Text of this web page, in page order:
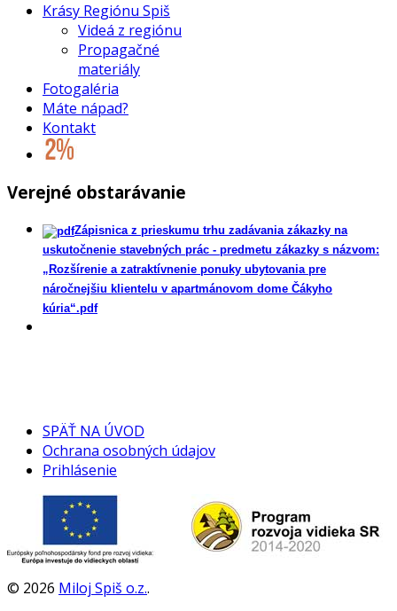
Krásy Regiónu Spiš
Videá z regiónu
Propagačné
materiály
Fotogaléria
Máte nápad?
Kontakt
Verejné obstarávanie
Zápisnica z prieskumu trhu zadávania zákazky na
uskutočnenie stavebných prác - predmetu zákazky s názvom:
„Rozšírenie a zatraktívnenie ponuky ubytovania pre
náročnejšiu klientelu v apartmánovom dome Čákyho
kúria“.pdf
SPÄŤ NA ÚVOD
Ochrana osobných údajov
Prihlásenie
© 2026 Miloj Spiš o.z..